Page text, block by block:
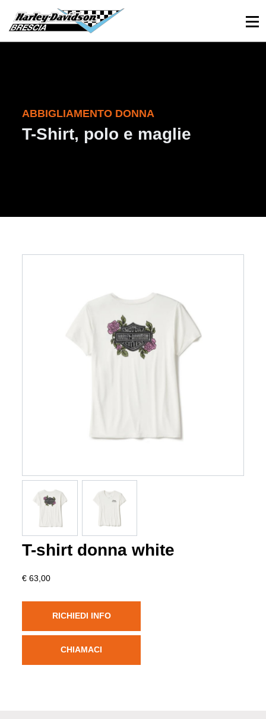
030 3366984 Viale Sant’Eufemia, 26 - Brescia
ABBIGLIAMENTO DONNA
T-Shirt, polo e maglie
T-shirt donna white
€ 63,00
RICHIEDI INFO
CHIAMACI